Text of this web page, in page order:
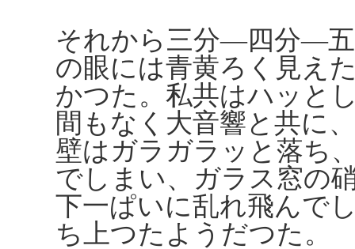
それから三分―四分―
の眼には青黄ろく見え
かつた。私共はハッと
間もなく大音響と共に
壁はガラガラッと落ち
でしまい、ガラス窓の
下一ぱいに乱れ飛んで
ち上つたようだつた。